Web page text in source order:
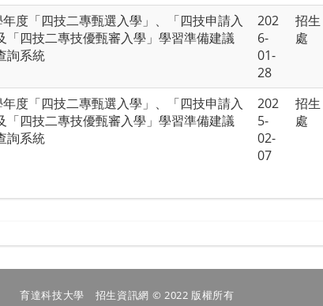
年度「四技二專甄選入學」、「四技申請入
「四技二專技優甄審入學」學習準備建議
詢系統
202
6-
01-
28
招生
處
年度「四技二專甄選入學」、「四技申請入
「四技二專技優甄審入學」學習準備建議
詢系統
202
5-
02-
07
招生
處
育達科技大學 招生資訊網 © 2022 版權所有